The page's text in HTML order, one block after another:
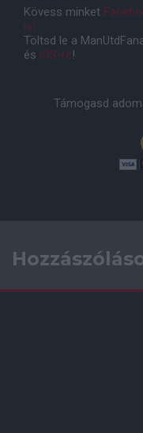
Kövess minket
is!
Töltsd le a
és iOS-re!
Támogasd